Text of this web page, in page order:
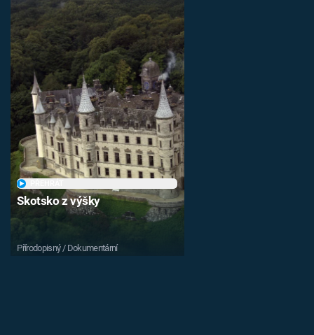
Skotsko z výšky
Přírodopisný / Dokumentární